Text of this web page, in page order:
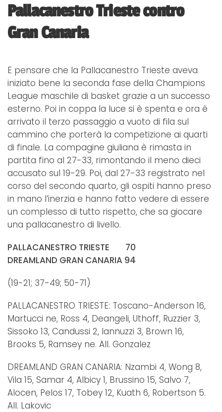
Pallacanestro Trieste contro
Gran Canaria
E pensare che la Pallacanestro Trieste aveva
iniziato bene la seconda fase della Champions
League maschile di basket grazie a un successo
esterno. Poi in coppa la luce si è spenta e ora è
arrivato il terzo passaggio a vuoto di fila sul
cammino che porterà la competizione ai quarti
di finale. La compagine giuliana è rimasta in
partita fino al 27-33, rimontando il meno dieci
accusato sul 19-29. Poi, dal 27-33 registrato nel
corso del secondo quarto, gli ospiti hanno preso
in mano l’inerzia e hanno fatto vedere di essere
un complesso di tutto rispetto, che sa giocare
una pallacanestro di livello.
PALLACANESTRO TRIESTE 70
DREAMLAND GRAN CANARIA 94
(19-21; 37-49; 50-71)
PALLACANESTRO TRIESTE: Toscano-Anderson 16,
Martucci ne, Ross 4, Deangeli, Uthoff, Ruzzier 3,
Sissoko 13, Candussi 2, Iannuzzi 3, Brown 16,
Brooks 5, Ramsey ne. All. Gonzalez
DREAMLAND GRAN CANARIA: Nzambi 4, Wong 8,
Vila 15, Samar 4, Albicy 1, Brussino 15, Salvo 7,
Alocen, Pelos 17, Tobey 12, Kuath 6, Robertson 5.
All. Lakovic